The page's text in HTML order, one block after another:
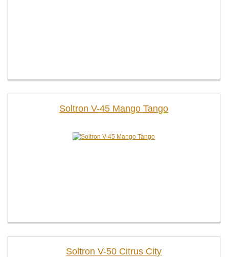
Soltron V-45 Mango Tango
Soltron V-50 Citrus City